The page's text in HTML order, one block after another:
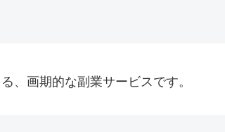
、画期的な副業サービスです。